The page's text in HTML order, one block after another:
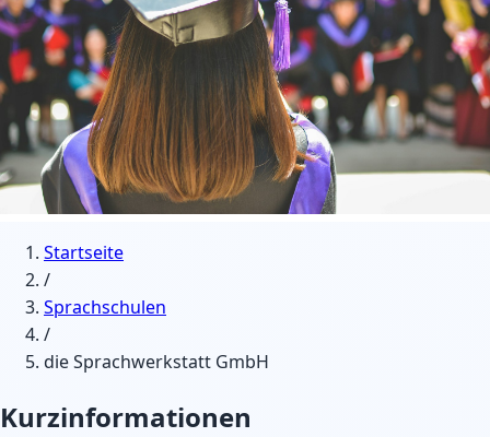
Startseite
/
Sprachschulen
/
die Sprachwerkstatt GmbH
Kurzinformationen